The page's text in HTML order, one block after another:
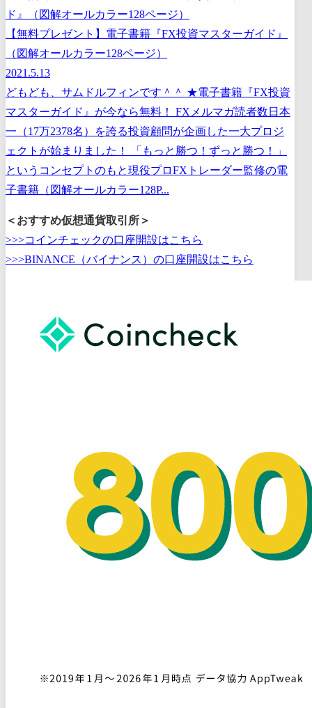
【無料プレゼント】電子書籍『FX投資マスターガイド』
（図解オールカラー128ページ）
2021.5.13
どもども、サムドルフィンです＾＾ ★電子書籍『FX投資
マスターガイド』が今なら無料！ FXメルマガ読者数日本
一（17万2378名）を誇る投資顧問が企画した一大プロジ
ェクトが始まりました！ 「もっと勝つ！ずっと勝つ！」
というコンセプトのもと現役プロFXトレーダー監修の電
子書籍（図解オールカラー128P...
＜おすすめ仮想通貨取引所＞
>>>コインチェックの口座開設はこちら
>>>BINANCE（バイナンス）の口座開設はこちら